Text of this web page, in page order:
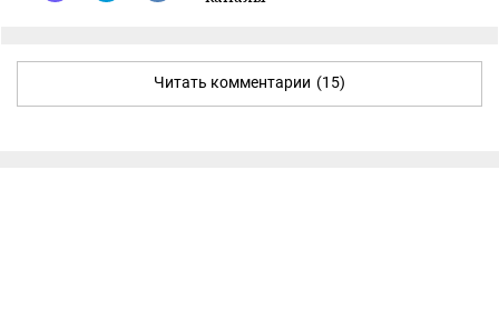
Читать комментарии (15)